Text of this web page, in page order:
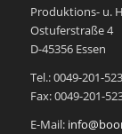
Produktions- u.
Ostuferstraße 4
D-45356 Essen
Tel.: 0049-201-
Fax: 0049-201-
E-Mail: